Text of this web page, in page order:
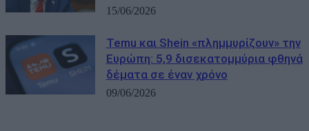
15/06/2026
Temu και Shein «πλημμυρίζουν» την
Ευρώπη: 5,9 δισεκατομμύρια φθηνά
δέματα σε έναν χρόνο
09/06/2026